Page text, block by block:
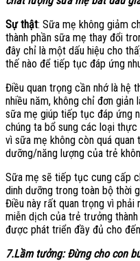
Sự thật: Sữa mẹ không giảm
thành phần sữa mẹ thay đổi
đây chỉ là một dấu hiệu cho
thế nào để tiếp tục đáp ứng
Điều quan trọng cần nhớ là hệ
nhiều năm, không chỉ đơn giản
sữa mẹ giúp tiếp tục đáp ứng
chúng ta bổ sung các loại
vì sữa mẹ không còn quá quan
dưỡng/năng lượng của trẻ
Sữa mẹ sẽ tiếp tục cung cấp
dinh dưỡng trong toàn bộ thời
Điều này rất quan trọng vì
miễn dịch của trẻ trưởng
được phát triển đầy đủ cho
7.Lầm tưởng: Đừng cho con